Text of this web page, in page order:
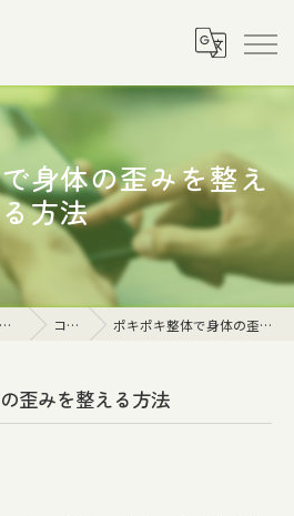
身体の歪みを整え
る方法
大阪府交野市の整骨院ならなかむら整骨院 コラム ポキポキ整体で身体の歪みを整える方法
歪みを整える方法